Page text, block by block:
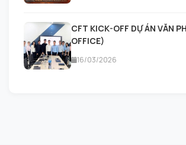
CFT KICK-OFF DỰ ÁN VĂN
OFFICE)
16/03/2026